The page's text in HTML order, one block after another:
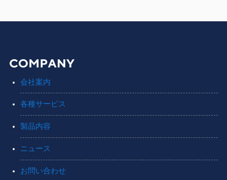
会社案内
各種サービス
製品内容
ニュース
お問い合わせ